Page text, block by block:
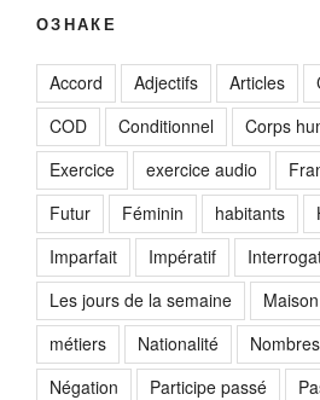
ОЗНАКЕ
Accord Adjectifs Articles
COD
Conditionnel Corps
Exercice
exercice audio
Futur
Féminin habitants
Imparfait
Impératif
Les jours de la semaine
Maison
métiers
Nationalité Nombres
Négation
Participe passé